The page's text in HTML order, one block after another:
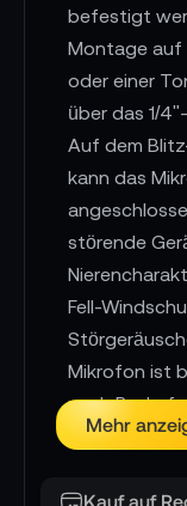
befestigt
Montage auf
oder einer
über das 1/
Auf dem
kann das
störende
Fell-
Mikrofon ist
nach Bedarf
positioniert
Mehr
Kauf auf